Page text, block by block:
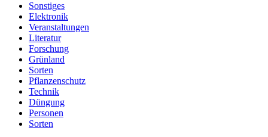
Sonstiges
Elektronik
Veranstaltungen
Literatur
Forschung
Grünland
Sorten
Pflanzenschutz
Technik
Düngung
Personen
Sorten